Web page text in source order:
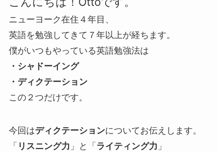
ニューヨーク在住４年目、
英語を勉強してきて７年以上が経ちます。
僕がいつもやっている英語勉強法は
・シャドーイング
・ディクテーション
この２つだけです。
今回はディクテーションについてお伝えします。
「 リスニング力 」と「 ライティング力 」